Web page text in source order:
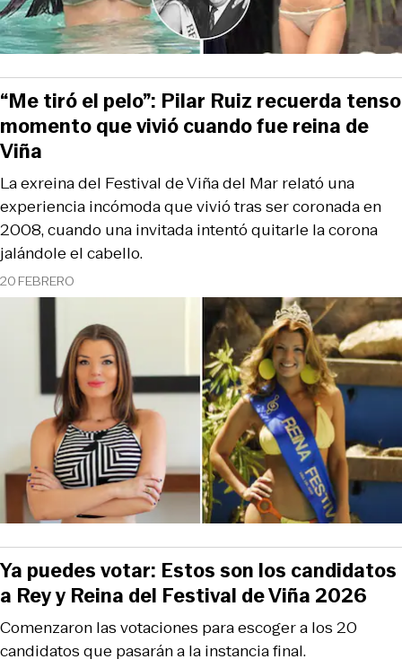
20 FEBRERO
La exreina del Festival de Viña del Mar relató una
experiencia incómoda que vivió tras ser coronada en
2008, cuando una invitada intentó quitarle la corona
jalándole el cabello.
“Me tiró el pelo”: Pilar Ruiz recuerda tenso
momento que vivió cuando fue reina de
Viña
Comenzaron las votaciones para escoger a los 20
candidatos que pasarán a la instancia final.
Ya puedes votar: Estos son los candidatos
a Rey y Reina del Festival de Viña 2026